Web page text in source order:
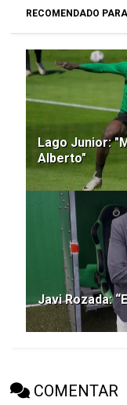
RECOMENDADO
Lago Junior:
Alberto"
Javi Rozada:
COMENTAR